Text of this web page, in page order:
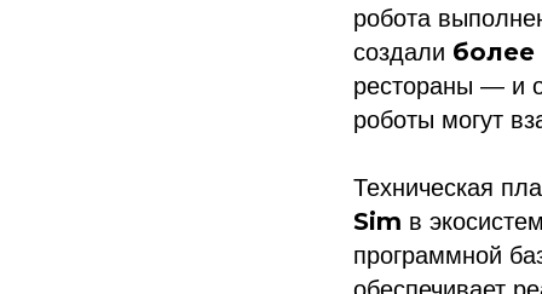
робота
создали более
рестораны — и
роботы могут
Техническая
Sim в
программной